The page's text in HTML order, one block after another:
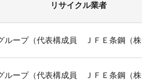
リサイクル業者
ループ（代表構成員 ＪＦＥ条鋼（株
ループ（代表構成員 ＪＦＥ条鋼（株